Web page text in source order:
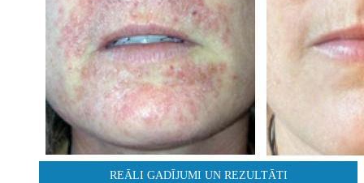
REĀLI GADĪJUMI UN REZULTĀTI